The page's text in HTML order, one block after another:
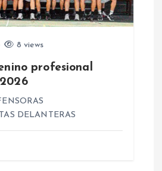
8 views
profesional
DELANTERAS